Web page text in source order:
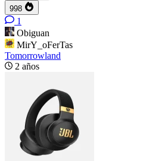
998
1
Obiguan
MirY_oFerTas
Tomorrowland
2 años